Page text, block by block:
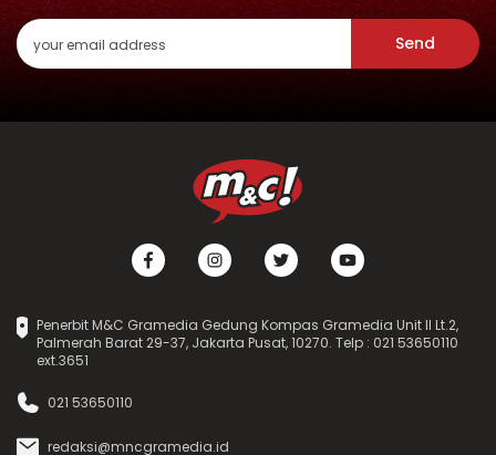
Send
Penerbit M&C Gramedia Gedung Kompas Gramedia Unit II Lt.2,
Palmerah Barat 29-37, Jakarta Pusat, 10270. Telp : 021 53650110
ext.3651
021 53650110
redaksi@mncgramedia.id